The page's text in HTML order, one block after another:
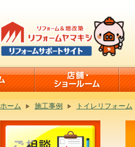
ホーム 施工事例 トイレリフォーム